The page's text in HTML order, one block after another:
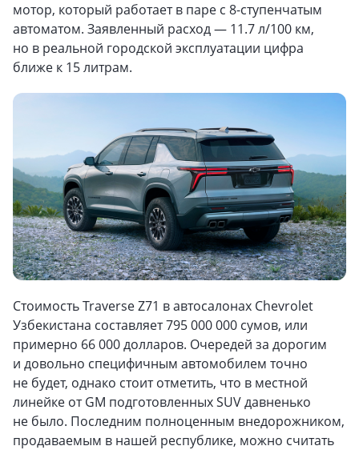
мотор, который работает в паре с 8-ступенчатым
автоматом. Заявленный расход — 11.7 л/100 км,
но в реальной городской эксплуатации цифра
ближе к 15 литрам.
Стоимость Traverse Z71 в автосалонах Chevrolet
Узбекистана составляет 795 000 000 сумов, или
примерно 66 000 долларов. Очередей за дорогим
и довольно специфичным автомобилем точно
не будет, однако стоит отметить, что в местной
линейке от GM подготовленных SUV давненько
не было. Последним полноценным внедорожником,
продаваемым в нашей республике, можно считать